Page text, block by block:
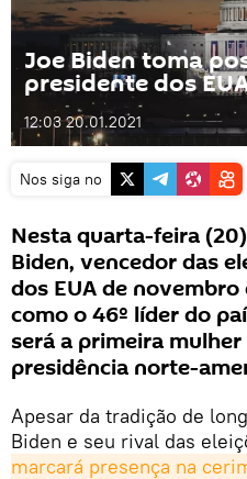
Joe Biden toma
presidente dos
12:03 20.01.2021
Nos siga no
Nesta quarta-feira
Biden, vencedor das
dos EUA de
como o 46º líder do
será a primeira
presidência norte-
Apesar da tradição de
Biden e seu rival das
marcará presença na